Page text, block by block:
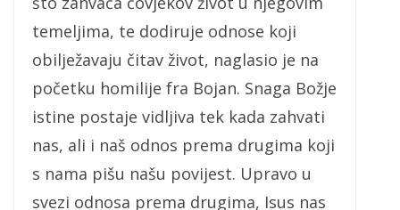
temeljima, te dodiruje odnose koji
obilježavaju čitav život, naglasio je na
početku homilije fra Bojan. Snaga Božje
istine postaje vidljiva tek kada zahvati
nas, ali i naš odnos prema drugima koji
s nama pišu našu povijest. Upravo u
svezi odnosa prema drugima, Isus nas